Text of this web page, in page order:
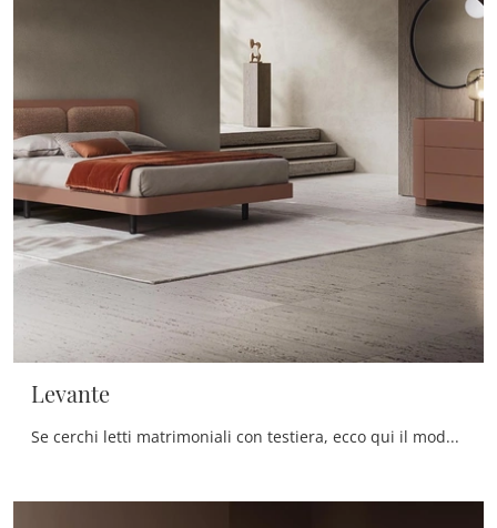
Levante
Se cerchi letti matrimoniali con testiera, ecco qui il modello Levante in laccato opaco per completare la zona notte.